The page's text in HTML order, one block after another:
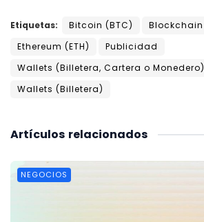
Etiquetas: Bitcoin (BTC) Blockchain
Ethereum (ETH)
Publicidad
Wallets (Billetera, Cartera o Monedero)
Wallets (Billetera)
relacionados
Artículos
NEGOCIOS